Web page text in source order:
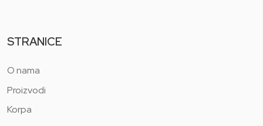
STRANICE
O nama
Proizvodi
Korpa